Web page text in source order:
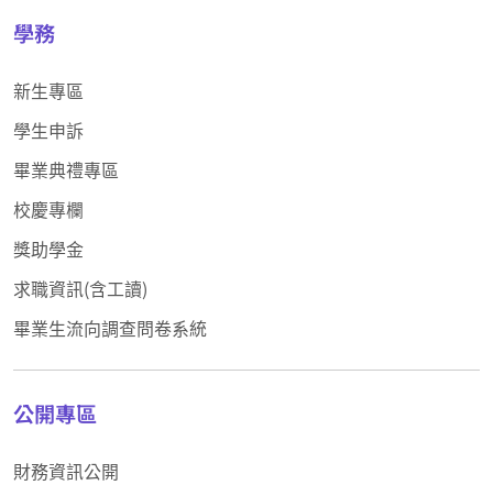
學務
新生專區
學生申訴
畢業典禮專區
校慶專欄
獎助學金
求職資訊(含工讀)
畢業生流向調查問卷系統
公開專區
財務資訊公開